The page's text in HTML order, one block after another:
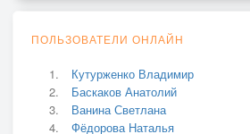
ПОЛЬЗОВАТЕЛИ ОНЛАЙН
Кутурженко Владимир
Баскаков Анатолий
Ванина Светлана
Фёдорова Наталья